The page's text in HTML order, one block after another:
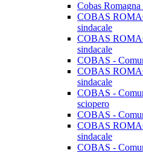
Cobas
COBAS
sindacale
COBAS
sindacale
COBAS -
COBAS
sindacale
COBAS -
sciopero
COBAS -
COBAS
sindacale
COBAS -